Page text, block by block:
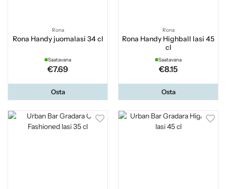
Rona
Rona Handy juomalasi 34 cl
Saatavana
€7.69
Osta
Rona
Rona Handy Highball lasi 45
cl
Saatavana
€8.15
Osta